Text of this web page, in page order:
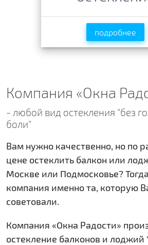
подробнее
Компания «Окна
- любой вид остекления "без
боли"
Вам нужно качественно, но по
цене остеклить балкон или
Москве или Подмосковье?
компания именно та, которую
советовали.
Компания «Окна Радости»
остекление балконов и лоджий